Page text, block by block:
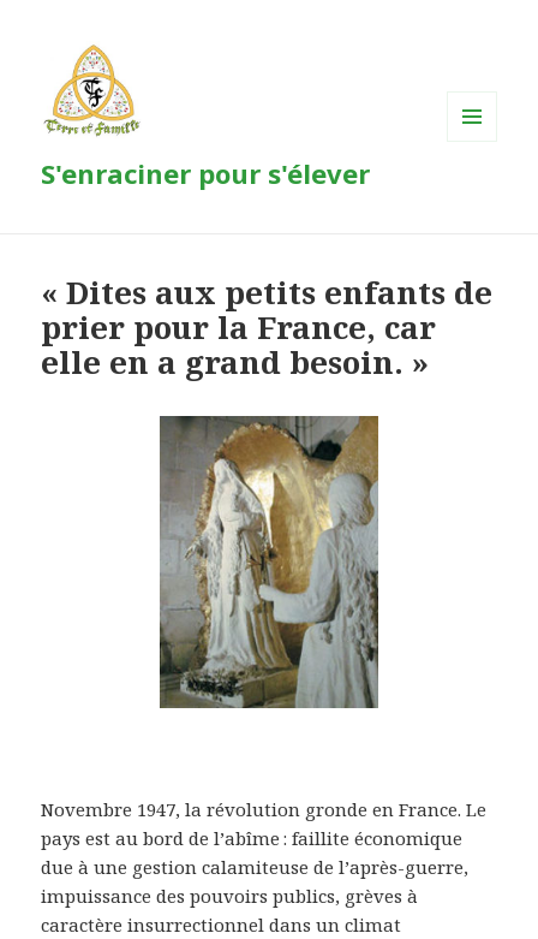
S'enraciner pour s'élever
« Dites aux petits enfants de
prier pour la France, car
elle en a grand besoin. »
Novembre 1947, la révolution gronde en France. Le
pays est au bord de l’abîme : faillite économique
due à une gestion calamiteuse de l’après-guerre,
impuissance des pouvoirs publics, grèves à
caractère insurrectionnel dans un climat